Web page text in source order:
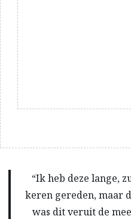
“Ik heb deze lange,
keren gereden, maar
was dit veruit de